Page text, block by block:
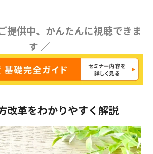
提供中、かんたんに視聴できま
す ／
改革をわかりやすく解説